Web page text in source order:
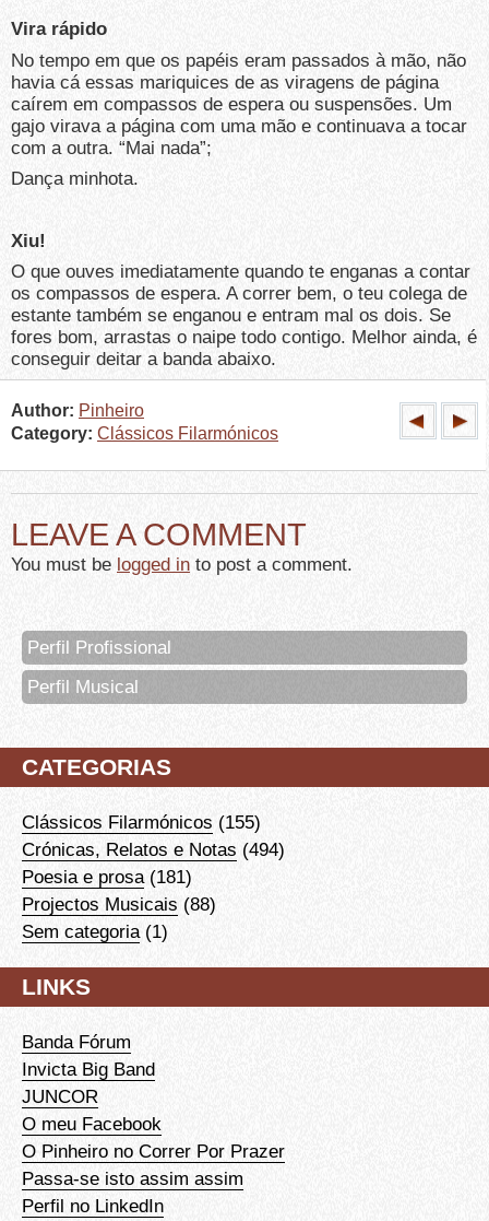
Vira rápido
No tempo em que os papéis eram passados à mão, não
havia cá essas mariquices de as viragens de página
caírem em compassos de espera ou suspensões. Um
gajo virava a página com uma mão e continuava a tocar
com a outra. “Mai nada”;
Dança minhota.
Xiu!
O que ouves imediatamente quando te enganas a contar
os compassos de espera. A correr bem, o teu colega de
estante também se enganou e entram mal os dois. Se
fores bom, arrastas o naipe todo contigo. Melhor ainda, é
conseguir deitar a banda abaixo.
Author: Pinheiro
Category: Clássicos Filarmónicos
LEAVE A COMMENT
You must be logged in to post a comment.
Perfil Profissional
Perfil Musical
CATEGORIAS
Clássicos Filarmónicos (155)
Crónicas, Relatos e Notas (494)
Poesia e prosa(181)
Projectos Musicais (88)
Sem categoria(1)
LINKS
Banda Fórum
Invicta Big Band
JUNCOR
O meu Facebook
O Pinheiro no Correr Por Prazer
Passa-se isto assim assim
Perfil no LinkedIn